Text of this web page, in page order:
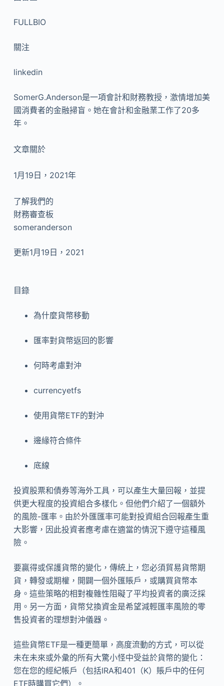
FULLBIO
關注
linkedin
SomerG.Anderson是一項會計和財務教授，激情增加美
國消費者的金融掃盲。她在會計和金融業工作了20多
年。
文章關於
1月19日，2021年
了解我們的
財務審查板
someranderson
更新1月19日，2021
目錄
為什麼貨幣移動
匯率對貨幣返回的影響
何時考慮對沖
currencyetfs
使用貨幣ETF的對沖
邊緣符合條件
底線
投資股票和債券等海外工具，可以產生大量回報，並提
供更大程度的投資組合多樣化。但他們介紹了一個額外
的風險-匯率。由於外匯匯率可能對投資組合回報產生重
大影響，因此投資者應考慮在適當的情況下遵守這種風
險。
要贏得或保護貨幣的變化，傳統上，您必須貿易貨幣期
貨，轉發或期權，開闢一個外匯賬戶，或購買貨幣本
身。這些策略的相對複雜性阻礙了平均投資者的廣泛採
用。另一方面，貨幣兌換資金是希望減輕匯率風險的零
售投資者的理想對沖儀器。
這些貨幣ETF是一種更簡單，高度流動的方式，可以從
未在未來或外彙的所有大驚小怪中受益於貨幣的變化：
您在您的經紀帳戶（包括IRA和401（K）賬戶中的任何
ETF時購買它們）。